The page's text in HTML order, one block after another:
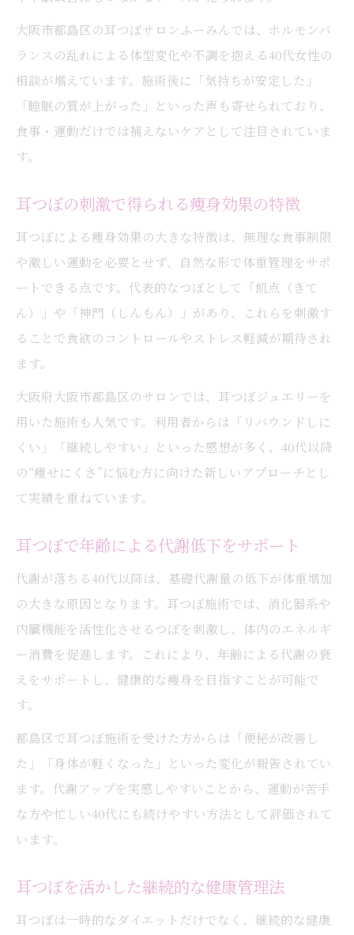
大阪市都島区の耳つぼサロンふーみんでは、ホルモンバ
ランスの乱れによる体型変化や不調を抱える40代女性の
相談が増えています。施術後に「気持ちが安定した」
「睡眠の質が上がった」といった声も寄せられており、
食事・運動だけでは補えないケアとして注目されていま
す。
耳つぼの刺激で得られる痩身効果の特徴
耳つぼによる痩身効果の大きな特徴は、無理な食事制限
や激しい運動を必要とせず、自然な形で体重管理をサポ
ートできる点です。代表的なつぼとして「飢点（きて
ん）」や「神門（しんもん）」があり、これらを刺激す
ることで食欲のコントロールやストレス軽減が期待され
ます。
大阪府大阪市都島区のサロンでは、耳つぼジュエリーを
用いた施術も人気です。利用者からは「リバウンドしに
くい」「継続しやすい」といった感想が多く、40代以降
の“痩せにくさ”に悩む方に向けた新しいアプローチとし
て実績を重ねています。
耳つぼで年齢による代謝低下をサポート
代謝が落ちる40代以降は、基礎代謝量の低下が体重増加
の大きな原因となります。耳つぼ施術では、消化器系や
内臓機能を活性化させるつぼを刺激し、体内のエネルギ
ー消費を促進します。これにより、年齢による代謝の衰
えをサポートし、健康的な痩身を目指すことが可能で
す。
都島区で耳つぼ施術を受けた方からは「便秘が改善し
た」「身体が軽くなった」といった変化が報告されてい
ます。代謝アップを実感しやすいことから、運動が苦手
な方や忙しい40代にも続けやすい方法として評価されて
います。
耳つぼを活かした継続的な健康管理法
耳つぼは一時的なダイエットだけでなく、継続的な健康